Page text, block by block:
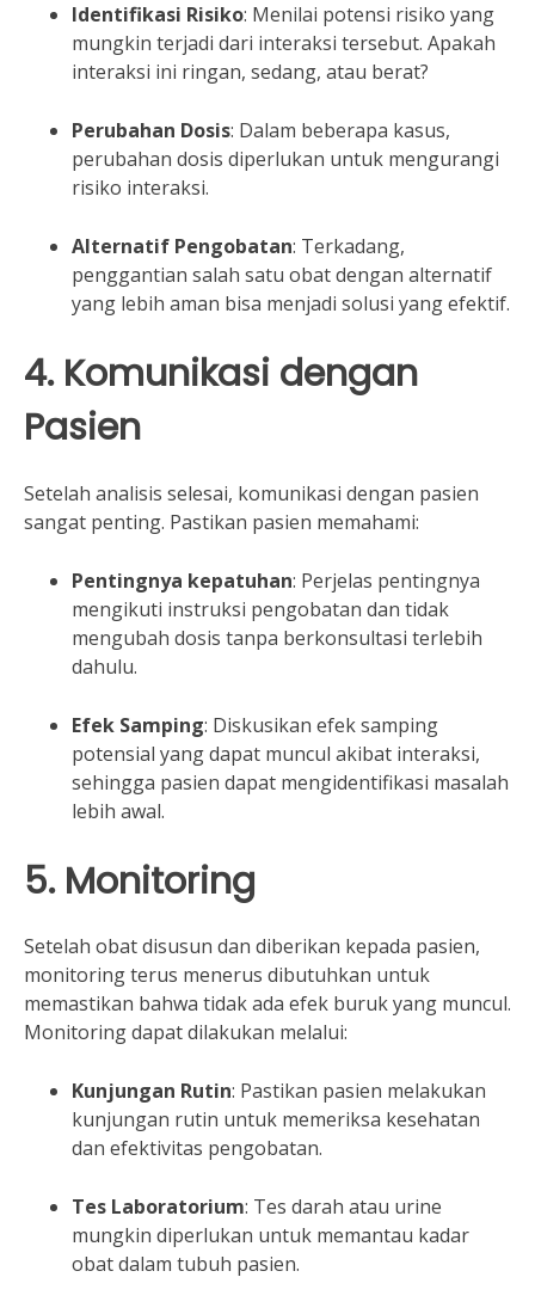
Identifikasi Risiko: Menilai potensi risiko yang
mungkin terjadi dari interaksi tersebut. Apakah
interaksi ini ringan, sedang, atau berat?
Perubahan Dosis: Dalam beberapa kasus,
perubahan dosis diperlukan untuk mengurangi
risiko interaksi.
Alternatif Pengobatan: Terkadang,
penggantian salah satu obat dengan alternatif
yang lebih aman bisa menjadi solusi yang efektif.
4. Komunikasi dengan
Pasien
Setelah analisis selesai, komunikasi dengan pasien
sangat penting. Pastikan pasien memahami:
Pentingnya kepatuhan: Perjelas pentingnya
mengikuti instruksi pengobatan dan tidak
mengubah dosis tanpa berkonsultasi terlebih
dahulu.
Efek Samping: Diskusikan efek samping
potensial yang dapat muncul akibat interaksi,
sehingga pasien dapat mengidentifikasi masalah
lebih awal.
5. Monitoring
Setelah obat disusun dan diberikan kepada pasien,
monitoring terus menerus dibutuhkan untuk
memastikan bahwa tidak ada efek buruk yang muncul.
Monitoring dapat dilakukan melalui:
Kunjungan Rutin: Pastikan pasien melakukan
kunjungan rutin untuk memeriksa kesehatan
dan efektivitas pengobatan.
Tes Laboratorium: Tes darah atau urine
mungkin diperlukan untuk memantau kadar
obat dalam tubuh pasien.